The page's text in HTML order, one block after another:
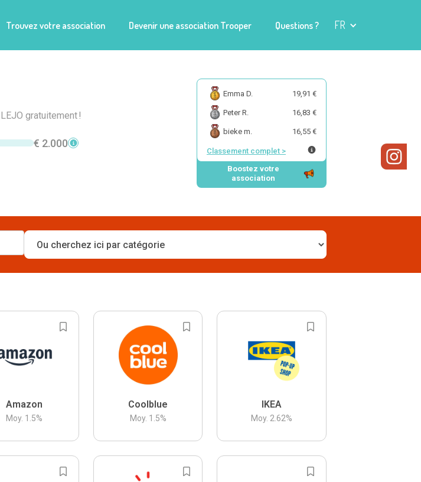
Trouvez votre association Devenir une association Trooper Questions ? FR
gratuitement !
€ 2.000
Emma D. 19,91 €
Peter R. 16,83 €
bieke m. 16,55 €
Classement complet >
Boostez votre
association
Amazon
Moy. 1.5%
Coolblue
Moy. 1.5%
IKEA
Moy. 2.62%